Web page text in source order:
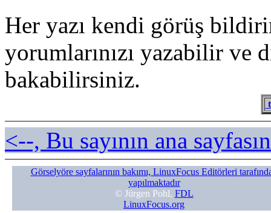
Her yazı kendi görüş
yorumlarınızı yazabilir ve
bakabilirsiniz.
<--, Bu sayının ana
Görselyöre sayfalarının bakımı, LinuxFocus Editörleri
yapılmaktadır
© Jürgen Pohl, FDL
LinuxFocus.org